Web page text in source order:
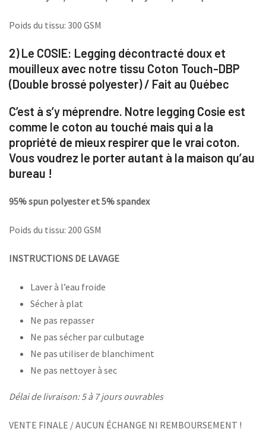
Poids du tissu: 300 GSM
2) Le COSIE: Legging décontracté doux et
mouilleux avec notre tissu Coton Touch-DBP
(Double brossé polyester) / Fait au Québec
C’est à s’y méprendre. Notre legging Cosie est
comme le coton au touché mais qui a la
propriété de mieux respirer que le vrai coton.
Vous voudrez le porter autant à la maison qu’au
bureau !
95% spun polyester et 5% spandex
Poids du tissu: 200 GSM
INSTRUCTIONS DE LAVAGE
Laver à l’eau froide
Sécher à plat
Ne pas repasser
Ne pas sécher par culbutage
Ne pas utiliser de blanchiment
Ne pas nettoyer à sec
Délai de livraison: 5 à 7 jours ouvrables
VENTE FINALE / AUCUN ÉCHANGE NI REMBOURSEMENT !